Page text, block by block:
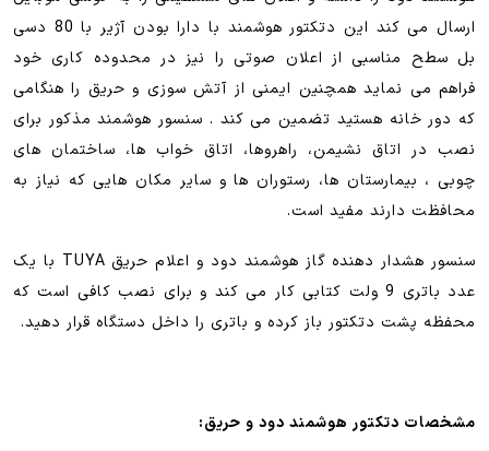
ارسال می کند این دتکتور هوشمند با دارا بودن آژیر با 80 دسی
بل سطح مناسبی از اعلان صوتی را نیز در محدوده کاری خود
فراهم می نماید همچنین ایمنی از آتش سوزی و حریق را هنگامی
که دور خانه هستید تضمین می کند . سنسور هوشمند مذکور برای
نصب در اتاق نشیمن، راهروها، اتاق خواب ها، ساختمان های
چوبی ، بیمارستان ها، رستوران ها و سایر مکان هایی که نیاز به
محافظت دارند مفید است.
سنسور هشدار دهنده گاز هوشمند دود و اعلام حریق TUYA با یک
عدد باتری 9 ولت کتابی کار می کند و برای نصب کافی است که
محفظه پشت دتکتور باز کرده و باتری را داخل دستگاه قرار دهید.
مشخصات دتکتور هوشمند دود و حریق: